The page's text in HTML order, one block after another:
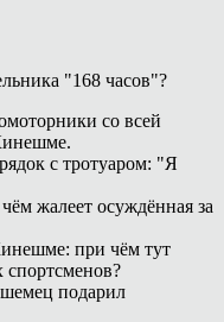
"168 часов"?
со всей
с тротуаром: "Я
жалеет осуждённая за
при чём тут
подарил